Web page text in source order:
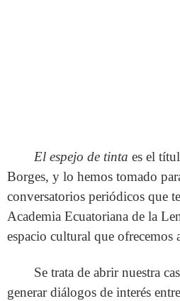
El espejo de tintaes el
Borges, y lo hemos tomado
conversatorios periódicos que
Academia Ecuatoriana de la
espacio cultural que ofrecemos
Se trata de abrir nuestra
generar diálogos de interés